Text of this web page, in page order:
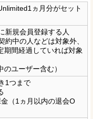
ヵ月分がセット
新規会員登録する人
中の人などは対象外、
期間経過していれば対象
のユーザー含む）
1つまで
（1ヵ月以内の退会O